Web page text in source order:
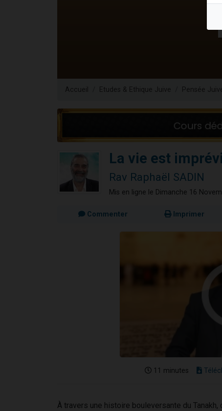
3 personnes
Accueil Etudes & Ethique Juive Pensée
La vie est
Rav Raphaël SADIN
Mis en ligne le Dimanche 16
Commenter Imprimer
11 minutes
À travers une histoire bouleversante du